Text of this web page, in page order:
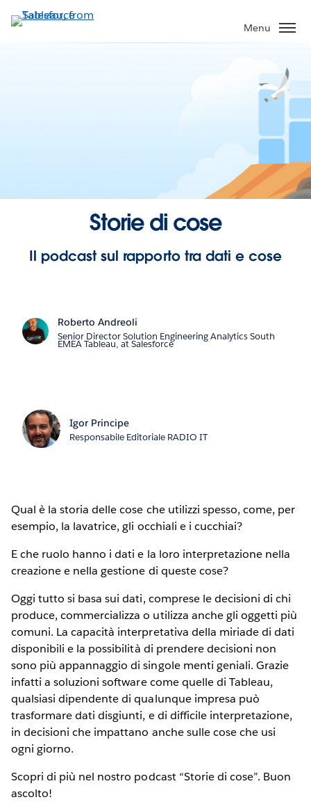
to
Menu
Storie di cose
Il podcast sul rapporto tra dati e cose
Roberto Andreoli
Senior Director Solution Engineering Analytics South
EMEA Tableau, at Salesforce
Igor Principe
Responsabile Editoriale RADIO IT
Qual è la storia delle cose che utilizzi spesso, come, per
esempio, la lavatrice, gli occhiali e i cucchiai?
E che ruolo hanno i dati e la loro interpretazione nella
creazione e nella gestione di queste cose?
Oggi tutto si basa sui dati, comprese le decisioni di chi
produce, commercializza o utilizza anche gli oggetti più
comuni. La capacità interpretativa della miriade di dati
disponibili e la possibilità di prendere decisioni non
sono più appannaggio di singole menti geniali. Grazie
infatti a soluzioni software come quelle di Tableau,
qualsiasi dipendente di qualunque impresa può
trasformare dati disgiunti, e di difficile interpretazione,
in decisioni che impattano anche sulle cose che usi
ogni giorno.
Scopri di più nel nostro podcast “Storie di cose”. Buon
ascolto!